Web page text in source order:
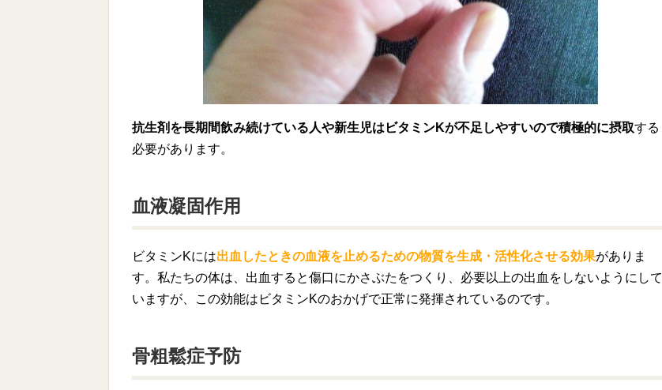
抗生剤を長期間飲み続けている人や新生児はビタミンKが不足しやすいので積極的に摂取する
必要があります。
血液凝固作用
ビタミンKには出血したときの血液を止めるための物質を生成・活性化させる効果がありま
す。私たちの体は、出血すると傷口にかさぶたをつくり、必要以上の出血をしないようにして
いますが、この効能はビタミンKのおかげで正常に発揮されているのです。
骨粗鬆症予防